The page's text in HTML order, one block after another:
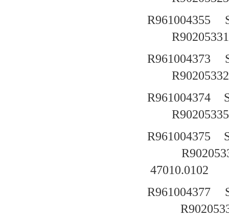
R961004355
R961004373
R961004374
R961004375
47010.0102
R961004377